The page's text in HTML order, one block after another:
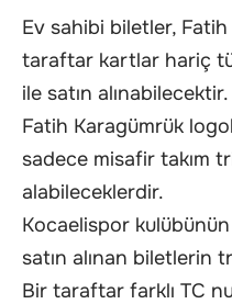
Ev sahibi biletler,
taraftar kartlar hariç
ile satın alınabilecektir.
Fatih Karagümrük
sadece misafir takım
alabileceklerdir.
Kocaelispor
satın alınan biletlerin
Bir taraftar farklı TC